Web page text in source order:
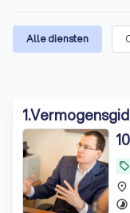
Alle diensten
1.
local_offer
place
timelapse